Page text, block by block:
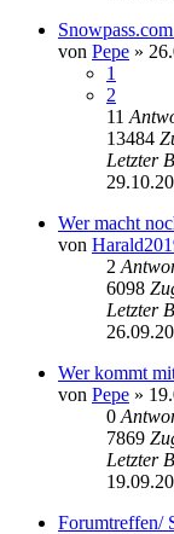
von Pepe »
1
2
11
13484
Letzter
Wer macht
von
2
6098
Letzter
Wer kommt
von Pepe »
0
7869
Letzter
Forumtreffen/